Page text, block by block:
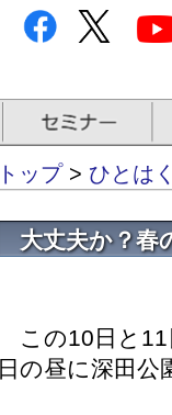
トップ> ひとは
大丈夫か？春
この10日と11
日の昼に深田